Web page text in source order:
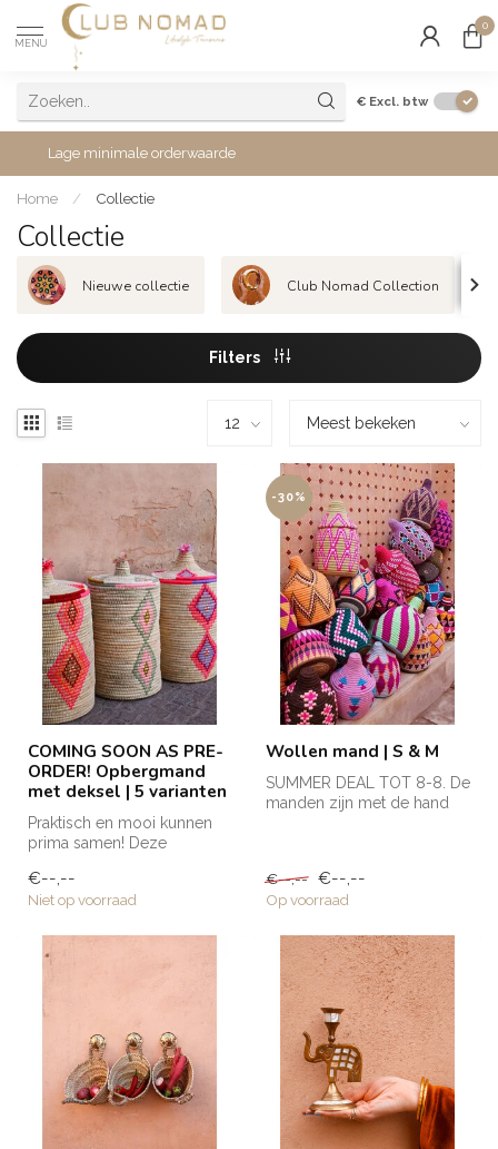
MENU
0
€ Excl. btw
Lage minimale orderwaarde
Home / Collectie
Collectie
Nieuwe collectie Club Nomad Collection
Filters
COMING SOON AS PRE-
ORDER! Opbergmand
met deksel | 5 varianten
Praktisch en mooi kunnen
prima samen! Deze
groot van fo...
€--,--
Niet op voorraad
-30%
Wollen mand | S & M
SUMMER DEAL TOT 8-8. De
manden zijn met de hand
€--,-- €--,--
Op voorraad